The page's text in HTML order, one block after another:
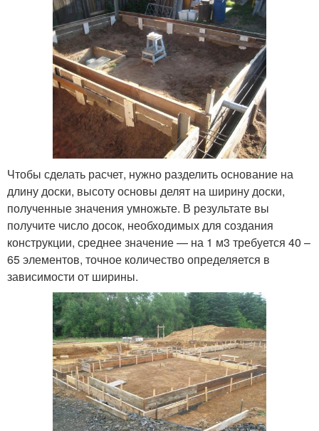
Чтобы сделать расчет, нужно разделить основание на
длину доски, высоту основы делят на ширину доски,
полученные значения умножьте. В результате вы
получите число досок, необходимых для создания
конструкции, среднее значение — на 1 м3 требуется 40 –
65 элементов, точное количество определяется в
зависимости от ширины.